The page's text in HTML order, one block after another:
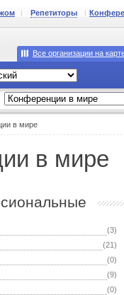
Репетиторы
Все организации на
в мире
в мире
(3)
(21)
(0)
(9)
(0)